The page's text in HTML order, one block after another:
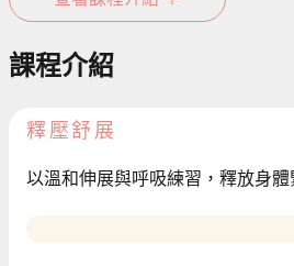
課程介紹
釋壓舒展
以溫和伸展與呼吸練習，釋放身